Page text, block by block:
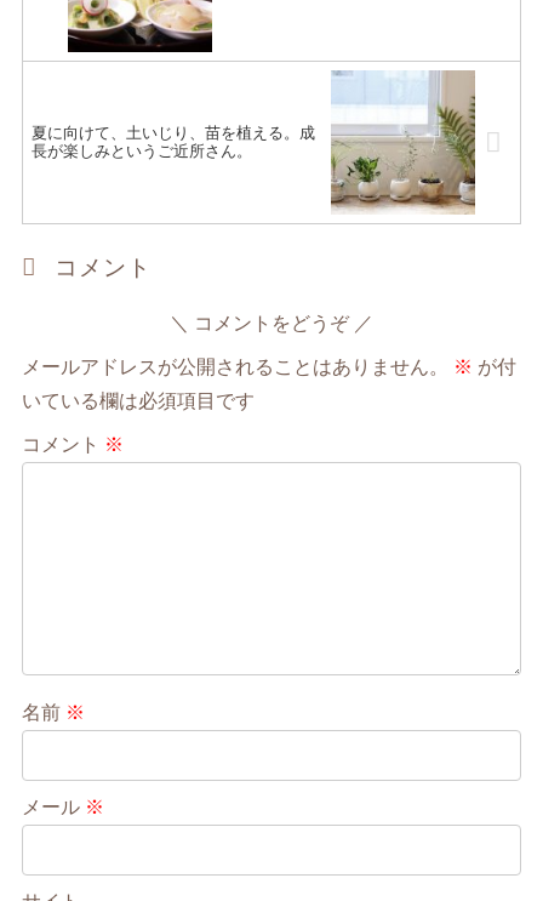
夏に向けて、土いじり、苗を植える。成
長が楽しみというご近所さん。
コメント
コメントをどうぞ
メールアドレスが公開されることはありません。 ※ が付
いている欄は必須項目です
コメント ※
名前 ※
メール ※